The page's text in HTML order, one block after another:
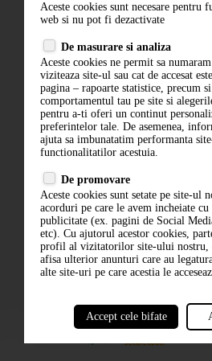
Contact
Politica de confidentialitate
ANPC
ABONARE LA NEWSLETTER
Aceste cookies sunt necesare pentru
web si nu pot fi dezactivate
De masurare si analiza
Aceste cookies ne permit sa
viziteaza site-ul sau cat de accesat
pagina – rapoarte statistice, precum
comportamentul tau pe site si
pentru a-ti oferi un continut
preferintelor tale. De asemenea,
ajuta sa imbunatatim performanta
functionalitatilor acestuia.
De promovare
Aceste cookies sunt setate pe site-ul
acorduri pe care le avem incheiate
publicitate (ex. pagini de Social
etc). Cu ajutorul acestor cookies,
profil al vizitatorilor site-ului nostru,
afisa ulterior anunturi care au
alte site-uri pe care acestia le
Accept cele bifate